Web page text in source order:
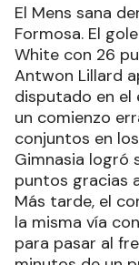
El Mens sana
Formosa. El
White con 26
Antwon Lillard
disputado en el
un comienzo
conjuntos en
Gimnasia logró
puntos gracias
Más tarde, el
la misma vía
para pasar al